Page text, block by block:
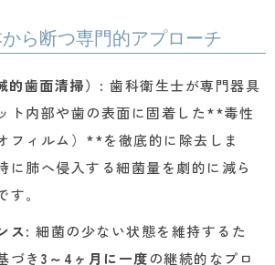
ら断つ専門的アプローチ
歯面清掃） : 歯科衛生士が専門器具
ト内部や歯の表面に固着した**毒性
フィルム）**を徹底的に除去しま
に肺へ侵入する細菌量を劇的に減ら
。
ス: 細菌の少ない状態を維持するた
づき3～4ヶ月に一度の継続的なプロ